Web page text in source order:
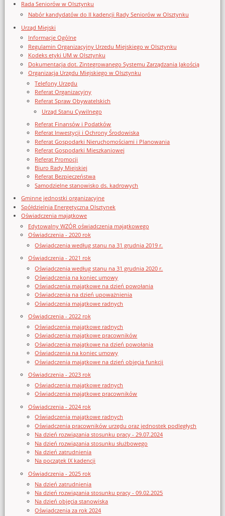
Rada Seniorów w Olsztynku
Nabór kandydatów do II kadencji Rady Seniorów w Olsztynku
Urząd Miejski
Informacje Ogólne
Regulamin Organizacyjny Urzedu Miejskiego w Olsztynku
Kodeks etyki UM w Olsztynku
Dokumentacja dot. Zintegrowanego Systemu Zarządzania Jakością
Organizacja Urzędu Miejskiego w Olsztynku
Telefony Urzędu
Referat Organizacyjny
Referat Spraw Obywatelskich
Urząd Stanu Cywilnego
Referat Finansów i Podatków
Referat Inwestycji i Ochrony Środowiska
Referat Gospodarki Nieruchomościami i Planowania
Referat Gospodarki Mieszkaniowej
Referat Promocji
Biuro Rady Miejskiej
Referat Bezpieczeństwa
Samodzielne stanowisko ds. kadrowych
Gminne jednostki organizacyjne
Spółdzielnia Energetyczna Olsztynek
Oświadczenia majątkowe
Edytowalny WZÓR oświadczenia majątkowego
Oświadczenia - 2020 rok
Oświadczenia według stanu na 31 grudnia 2019 r.
Oświadczenia - 2021 rok
Oświadczenia według stanu na 31 grudnia 2020 r.
Oświadczenia na koniec umowy
Oświadczenia majątkowe na dzień powołania
Oświadczenia na dzień upoważnienia
Oświadczenia majątkowe radnych
Oświadczenia - 2022 rok
Oświadczenia majątkowe radnych
Oświadczenia majątkowe pracowników
Oświadczenia majątkowe na dzień powołania
Oświadczenia na koniec umowy
Oświadczenia majątkowe na dzień objęcia funkcji
Oświadczenia - 2023 rok
Oświadczenia majątkowe radnych
Oświadczenia majątkowe pracowników
Oświadczenia - 2024 rok
Oświadczenia majątkowe radnych
Oświadczenia pracowników urzędu oraz jednostek podległych
Na dzień rozwiązania stosunku pracy - 29.07.2024
Na dzień rozwiązania stosunku służbowego
Na dzień zatrudnienia
Na początek IX kadencji
Oświadczenia - 2025 rok
Na dzień zatrudnienia
Na dzień rozwiązania stosunku pracy - 09.02.2025
Na dzień objęcia stanowiska
Oświadczenia za rok 2024